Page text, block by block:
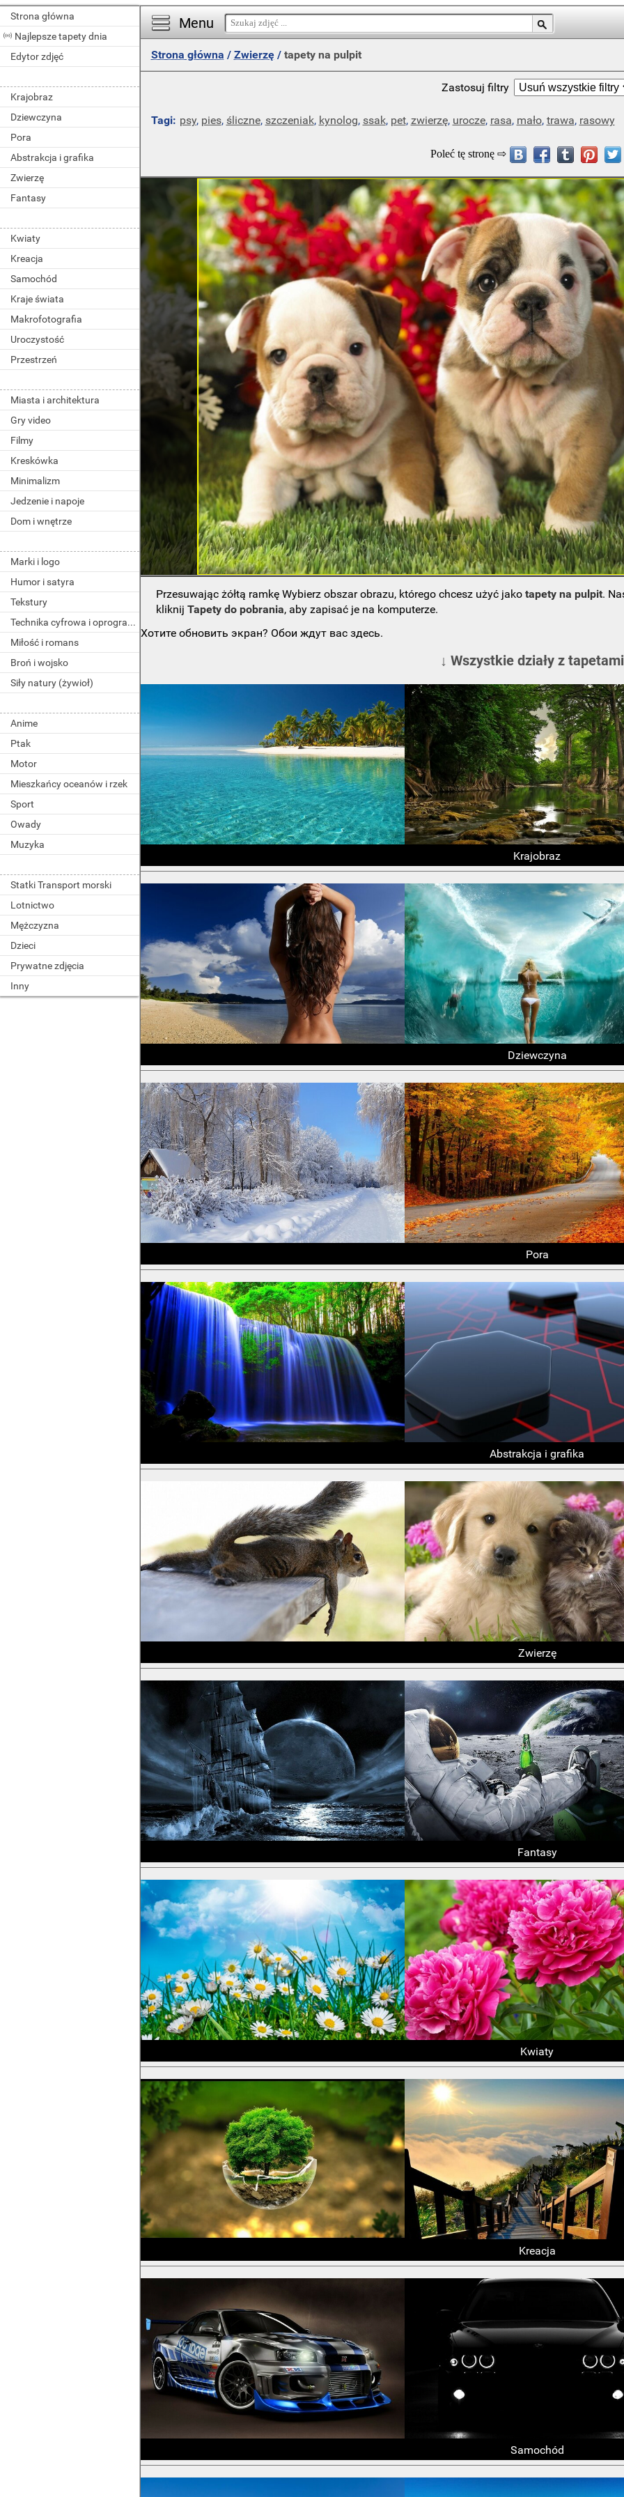
Strona główna
Najlepsze tapety dnia
Edytor zdjęć
Krajobraz
Dziewczyna
Pora
Abstrakcja i grafika
Zwierzę
Fantasy
Kwiaty
Kreacja
Samochód
Kraje świata
Makrofotografia
Uroczystość
Przestrzeń
Miasta i architektura
Gry video
Filmy
Kreskówka
Minimalizm
Jedzenie i napoje
Dom i wnętrze
Marki i logo
Humor i satyra
Tekstury
Technika cyfrowa i oprogramowanie
Miłość i romans
Broń i wojsko
Siły natury (żywioł)
Anime
Ptak
Motor
Mieszkańcy oceanów i rzek
Sport
Owady
Muzyka
Statki Transport morski
Lotnictwo
Mężczyzna
Dzieci
Prywatne zdjęcia
Inny
Menu
Strona główna / Zwierzę/ tapety na pulpit
Zastosuj filtry
Tagi: psy, pies, śliczne, szczeniak, kynolog, ssak, pet, zwierzę, urocze, rasa, mało, trawa, rasowy
Przesuwając żółtą ramkę Wybierz obszar obrazu, którego chcesz użyć jakotapety na pulpit.
kliknijTapety do pobrania, aby zapisać je na komputerze.
Хотите обновить экран? Обои ждут вас здесь.
↓ Wszystkie działy z
Krajobraz
Dziewczyna
Pora
Abstrakcja i grafika
Zwierzę
Fantasy
Kwiaty
Kreacja
Samochód